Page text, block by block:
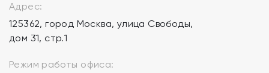
Адрес:
125362, город Москва, улица Свободы,
дом 31, стр.1
Режим работы офиса: